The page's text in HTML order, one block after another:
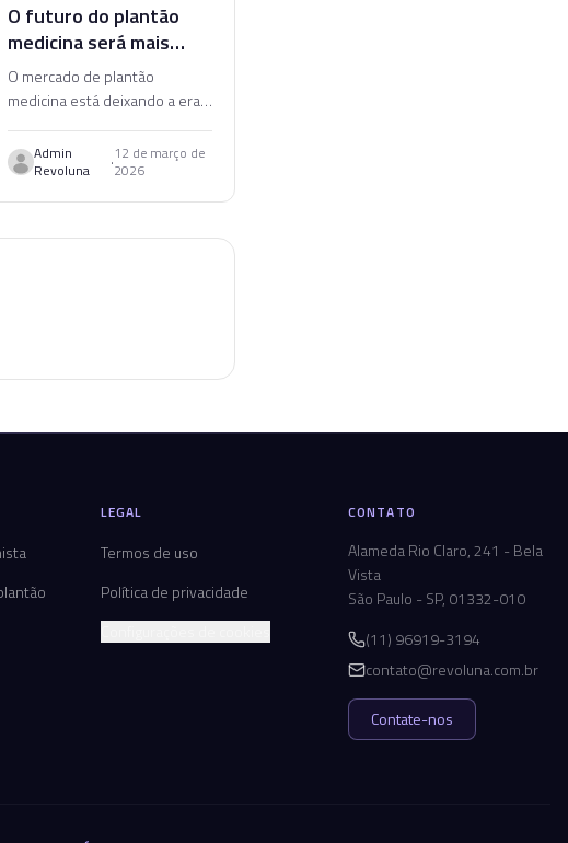
O futuro do plantão
medicina será mais
inteligente, rápido e
conectado
O mercado de plantão
medicina está deixando a era
era da inteligência operacional.
Veja o que está por vir.
Admin
Revoluna
·12 de março de
2026
LEGAL
Termos de uso
Política de privacidade
CONTATO
Alameda Rio Claro, 241 - Bela
Vista
São Paulo - SP, 01332-010
(11) 96919-3194
contato@revoluna.com.br
Contate-nos